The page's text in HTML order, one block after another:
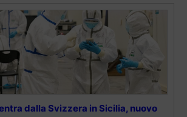
dalla Svizzera in Sicilia, nuovo